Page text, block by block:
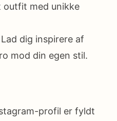
outfit med unikke
Lad dig inspirere af
mod din egen stil.
profil er fyldt